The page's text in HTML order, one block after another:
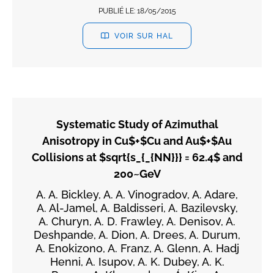
PUBLIÉ LE: 18/05/2015
VOIR SUR HAL
Systematic Study of Azimuthal
Anisotropy in Cu$+$Cu and Au$+$Au
Collisions at $sqrt{s_{_{NN}}} = 62.4$ and
200~GeV
A. A. Bickley, A. A. Vinogradov, A. Adare,
A. Al-Jamel, A. Baldisseri, A. Bazilevsky,
A. Churyn, A. D. Frawley, A. Denisov, A.
Deshpande, A. Dion, A. Drees, A. Durum,
A. Enokizono, A. Franz, A. Glenn, A. Hadj
Henni, A. Isupov, A. K. Dubey, A. K.